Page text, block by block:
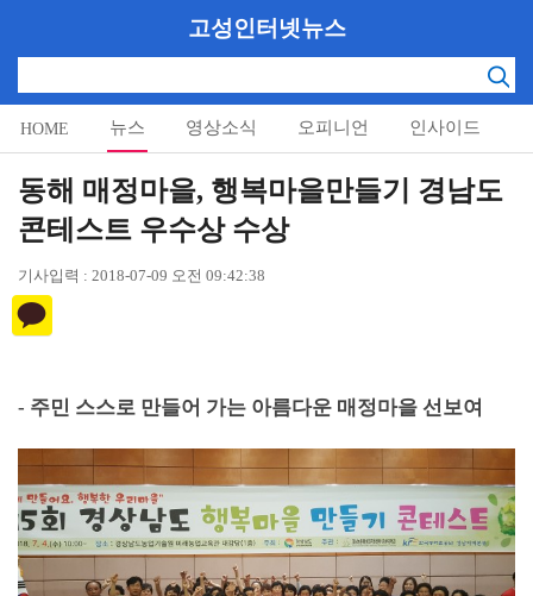
고성인터넷뉴스
HOME 뉴스 영상소식 오피니언 인사이드
알림마당
동해 매정마을, 행복마을만들기 경남도
콘테스트 우수상 수상
기사입력 : 2018-07-09 오전 09:42:38
- 주민 스스로 만들어 가는 아름다운 매정마을 선보여